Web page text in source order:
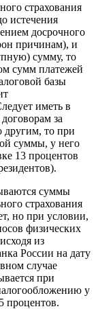
страхования
истечения
досрочного
причинам), и
сумму, то
сумм платежей
базы
иметь в
за
другим, то при
суммы, у него
13 процентов
суммы
страхования
но при условии,
физических
из
России на дату
случае
при
у
процентов.